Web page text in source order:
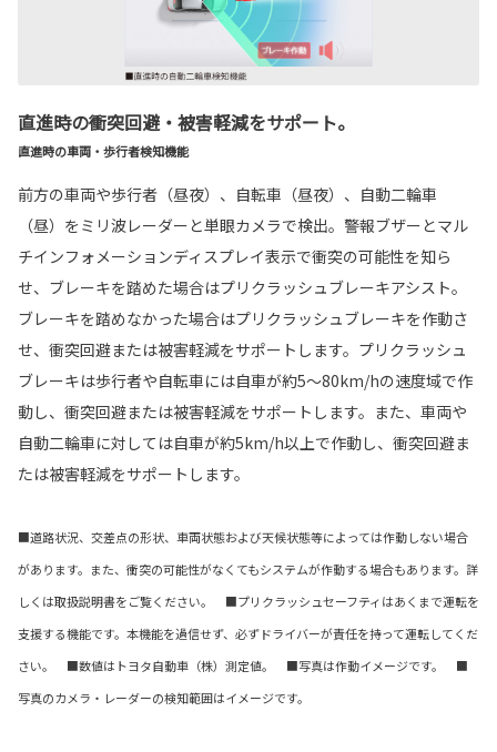
直進時の衝突回避・被害軽減をサポート。
直進時の車両・歩行者検知機能
前方の車両や歩行者（昼夜）、自転車（昼夜）、自動二輪車
（昼）をミリ波レーダーと単眼カメラで検出。警報ブザーとマル
チインフォメーションディスプレイ表示で衝突の可能性を知ら
せ、ブレーキを踏めた場合はプリクラッシュブレーキアシスト。
ブレーキを踏めなかった場合はプリクラッシュブレーキを作動さ
せ、衝突回避または被害軽減をサポートします。プリクラッシュ
ブレーキは歩行者や自転車には自車が約5〜80km/hの速度域で作
動し、衝突回避または被害軽減をサポートします。また、車両や
自動二輪車に対しては自車が約5km/h以上で作動し、衝突回避ま
たは被害軽減をサポートします。
■道路状況、交差点の形状、車両状態および天候状態等によっては作動しない場合
があります。また、衝突の可能性がなくてもシステムが作動する場合もあります。詳
しくは取扱説明書をご覧ください。 ■プリクラッシュセーフティはあくまで運転を
支援する機能です。本機能を過信せず、必ずドライバーが責任を持って運転してくだ
さい。 ■数値はトヨタ自動車（株）測定値。 ■写真は作動イメージです。 ■
写真のカメラ・レーダーの検知範囲はイメージです。